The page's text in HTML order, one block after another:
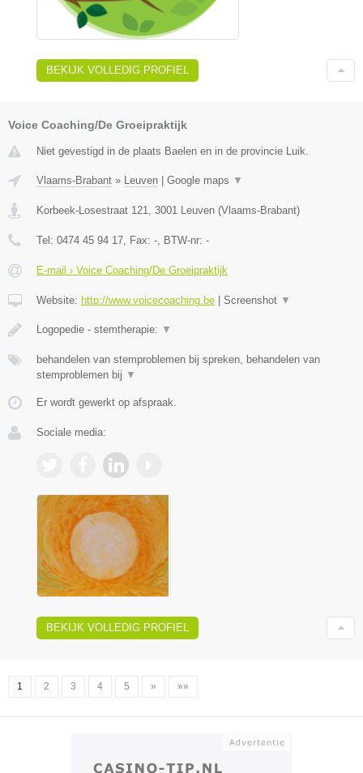
BEKIJK VOLLEDIG PROFIEL
Voice Coaching/De Groeipraktijk
Niet gevestigd in de plaats Baelen en in de provincie Luik.
Vlaams-Brabant » Leuven Google maps ▼
Korbeek-Losestraat 121, 3001 Leuven (Vlaams-Brabant)
Tel: 0474 45 94 17, Fax: -, BTW-nr: -
E-mail › Voice Coaching/De Groeipraktijk
Website: http://www.voicecoaching.be Screenshot ▼
Logopedie - stemtherapie: ▼
behandelen van stemproblemen bij spreken, behandelen van
stemproblemen bij ▼
Er wordt gewerkt op afspraak.
Sociale media:
BEKIJK VOLLEDIG PROFIEL
1 2 3 4 5 » »»